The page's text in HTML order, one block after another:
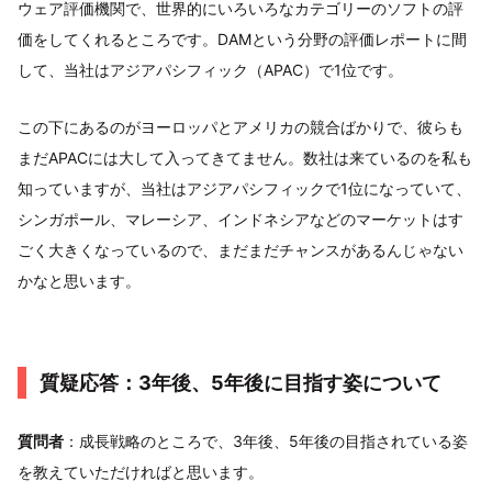
ウェア評価機関で、世界的にいろいろなカテゴリーのソフトの評
価をしてくれるところです。DAMという分野の評価レポートに間
して、当社はアジアパシフィック（APAC）で1位です。
この下にあるのがヨーロッパとアメリカの競合ばかりで、彼らも
まだAPACには大して入ってきてません。数社は来ているのを私も
知っていますが、当社はアジアパシフィックで1位になっていて、
シンガポール、マレーシア、インドネシアなどのマーケットはす
ごく大きくなっているので、まだまだチャンスがあるんじゃない
かなと思います。
質疑応答：3年後、5年後に目指す姿について
質問者 ：成長戦略のところで、3年後、5年後の目指されている姿
を教えていただければと思います。